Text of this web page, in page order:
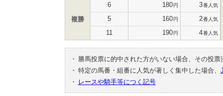
複勝
6 180円 3番人気
5 160円 2番人気
11 190円 4番人気
・
勝馬投票に的中された方がいない場合、その投
・ 特定の馬番・組番に人気が著しく集中した場合、
・
レースや騎手等につく記号